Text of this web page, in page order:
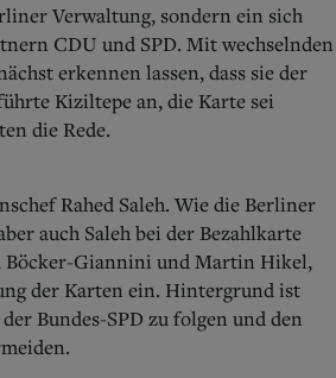
Verwaltung, sondern ein sich
CDU und SPD. Mit wechselnden
erkennen lassen, dass sie der
Kiziltepe an, die Karte sei
die Rede.
Rahed Saleh. Wie die Berliner
auch Saleh bei der Bezahlkarte
Böcker-Giannini und Martin Hikel,
der Karten ein. Hintergrund ist
Bundes-SPD zu folgen und den